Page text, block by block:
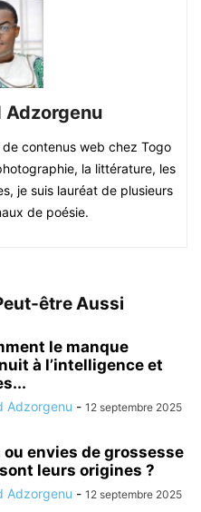
Adzorgenu
contenus web chez Togo
la littérature, les
je suis lauréat de plusieurs
de poésie.
être Aussi
le manque
à l’intelligence et
Adzorgenu - 12 septembre 2025
envies de grossesse
leurs origines ?
Adzorgenu - 12 septembre 2025